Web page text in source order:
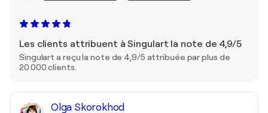
Les clients attribuent à Singulart la note de 4,9/5
Singulart a reçu la note de 4,9/5 attribuée par plus de
20 000 clients.
Olga Skorokhod